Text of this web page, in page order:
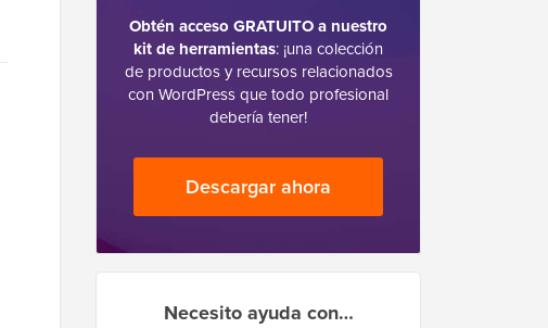
Obtén acceso GRATUITO a nuestro
kit de herramientas: ¡una colección
de productos y recursos relacionados
con WordPress que todo profesional
debería tener!
Descargar ahora
Necesito ayuda con…